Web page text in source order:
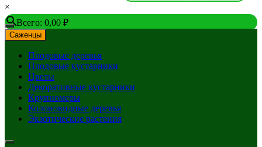
×
Всего: 0,00 ₽
Саженцы
Плодовые деревья
Плодовые кустарники
Цветы
Декоративные кустарники
Крупномеры
Колоновидные деревья
Экзотические растения